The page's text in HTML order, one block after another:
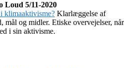
Loud 5/11-2020
klimaaktivisme? Klarlæggelse af
mål og midler. Etiske overvejelser, når
i sin aktivisme.